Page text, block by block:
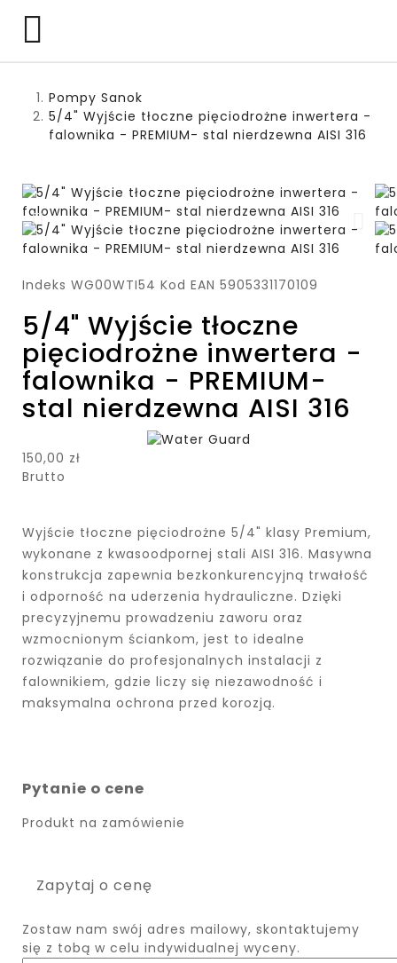

Pompy Sanok
5/4" Wyjście tłoczne pięciodrożne inwertera -
falownika - PREMIUM- stal nierdzewna AISI 316
Indeks WG00WTI54 Kod EAN 5905331170109
5/4" Wyjście tłoczne
pięciodrożne inwertera -
falownika - PREMIUM-
stal nierdzewna AISI 316
150,00 zł
Brutto
Wyjście tłoczne pięciodrożne 5/4" klasy Premium,
wykonane z kwasoodpornej stali AISI 316. Masywna
konstrukcja zapewnia bezkonkurencyjną trwałość
i odporność na uderzenia hydrauliczne. Dzięki
precyzyjnemu prowadzeniu zaworu oraz
wzmocnionym ściankom, jest to idealne
rozwiązanie do profesjonalnych instalacji z
falownikiem, gdzie liczy się niezawodność i
maksymalna ochrona przed korozją.
Pytanie o cene
Produkt na zamówienie
Zapytaj o cenę
Zostaw nam swój adres mailowy, skontaktujemy
się z tobą w celu indywidualnej wyceny.